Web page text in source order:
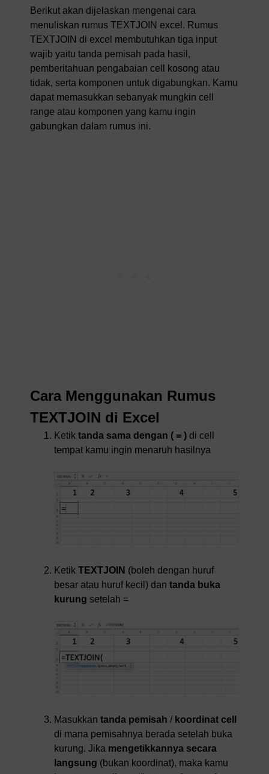
Berikut akan dijelaskan mengenai cara
menuliskan rumus TEXTJOIN excel. Rumus
TEXTJOIN di excel membutuhkan tiga input
wajib yaitu tanda pemisah pada hasil,
pemberitahuan pengabaian cell kosong atau
tidak, serta komponen untuk digabungkan. Kamu
dapat memasukkan sebanyak mungkin cell
range atau komponen yang kamu ingin
gabungkan dalam rumus ini.
Cara Menggunakan Rumus
TEXTJOIN di Excel
Ketik tanda sama dengan ( = ) di cell
tempat kamu ingin menaruh hasilnya
Ketik TEXTJOIN (boleh dengan huruf
besar atau huruf kecil) dan tanda buka
kurung setelah =
Masukkan tanda pemisah / koordinat cell
di mana pemisahnya berada setelah buka
kurung. Jika mengetikkannya secara
langsung (bukan koordinat), maka kamu